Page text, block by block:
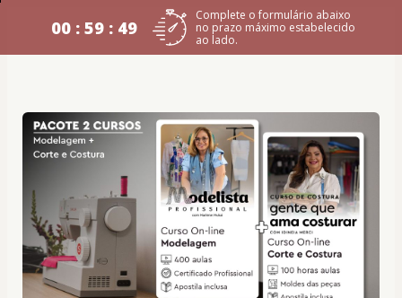
00 : 59 : 48
Complete o formulário abaixo
no prazo máximo estabelecido
ao lado.